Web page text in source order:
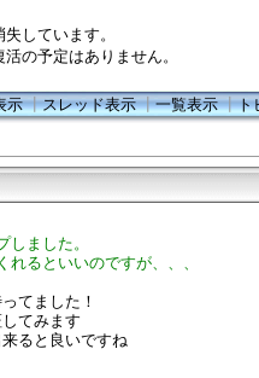
しています。
の予定はありません。
示┃スレッド表示┃一覧表示┃ト
しました。
れるといいのですが、、、
てました！
てみます
ると良いですね